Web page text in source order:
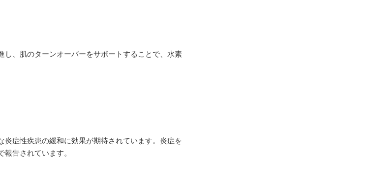
、肌のターンオーバーをサポートすることで、水素
症性疾患の緩和に効果が期待されています。炎症を
告されています。